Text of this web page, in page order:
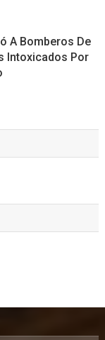
A Bomberos De
Intoxicados Por